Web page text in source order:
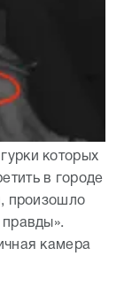
которых
в городе
произошло
камера